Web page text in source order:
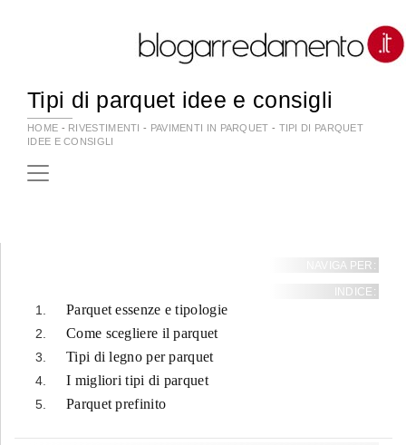
Tipi di parquet idee e consigli
HOME - RIVESTIMENTI - PAVIMENTI IN PARQUET - TIPI DI PARQUET
IDEE E CONSIGLI
NAVIGA PER:
INDICE:
Parquet essenze e tipologie
Come scegliere il parquet
Tipi di legno per parquet
I migliori tipi di parquet
Parquet prefinito